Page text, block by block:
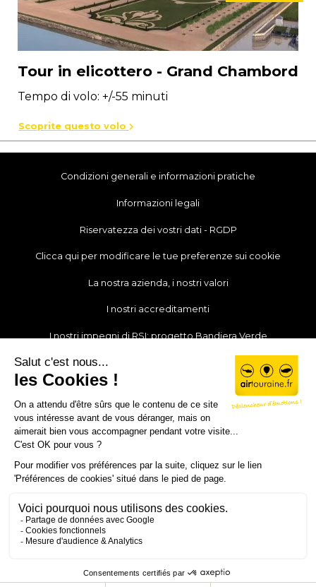
Tour in elicottero - Grand Chambord
Tempo di volo: +/-55 minuti
Scoprite questo volo
Condizioni generali e informazioni pratiche
Informazioni legali
Riservatezza dei vostri dati - RGDP
Clicca qui per modificare le tue preferenze sui cookie
La nostra azienda, i nostri valori
I nostri accreditamenti
I nostri impegni di RSI: progetto Bandiera Verde
Unisciti al nostro team
Contatto
© Air Touraine 2019 - 2026